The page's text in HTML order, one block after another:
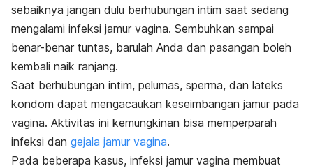
sebaiknya jangan dulu berhubungan intim saat sedang
mengalami infeksi jamur vagina. Sembuhkan sampai
benar-benar tuntas, barulah Anda dan pasangan boleh
kembali naik ranjang.
Saat berhubungan intim, pelumas, sperma, dan lateks
kondom dapat mengacaukan keseimbangan jamur pada
vagina. Aktivitas ini kemungkinan bisa memperparah
infeksi dan gejala jamur vagina.
Pada beberapa kasus, infeksi jamur vagina membuat